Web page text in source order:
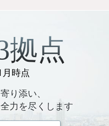
拠点
時点
り添い、
力を尽くします